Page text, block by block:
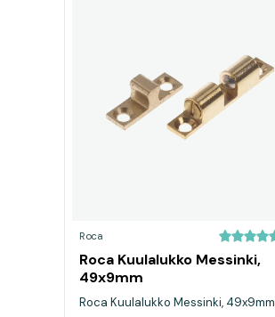
Roca
Roca Kuulalukko Messinki,
49x9mm
Roca Kuulalukko Messinki, 49x9mm